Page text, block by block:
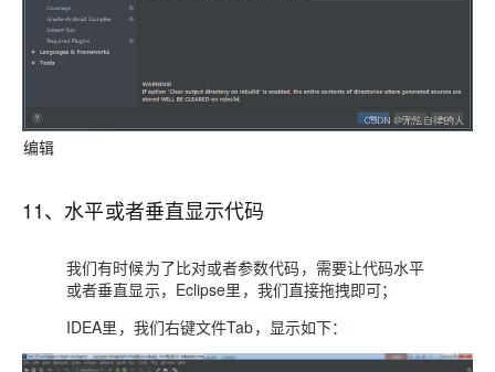
编辑
11、水平或者垂直显示代码
我们有时候为了比对或者参数代码，需要让代码水平
或者垂直显示，Eclipse里，我们直接拖拽即可；
IDEA里，我们右键文件Tab，显示如下：